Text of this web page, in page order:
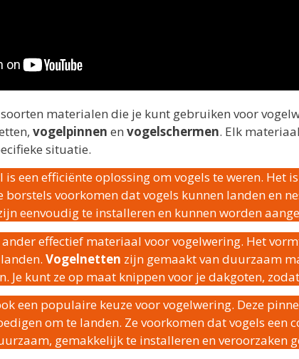
materialen die je kunt gebruiken voor
vogelpinnen en vogelschermen. Elk
situatie.
is een efficiënte oplossing om vogels te weren. Het
borstels voorkomen dat vogels kunnen landen en
eenvoudig te installeren en kunnen worden
ander effectief materiaal voor vogelwering. Het
Vogelnetten zijn gemaakt van duurzaam
Je kunt ze op maat knippen voor je dakgoten,
een populaire keuze voor vogelwering. Deze
om te landen. Ze voorkomen dat vogels een
gemakkelijk te installeren en veroorzaken